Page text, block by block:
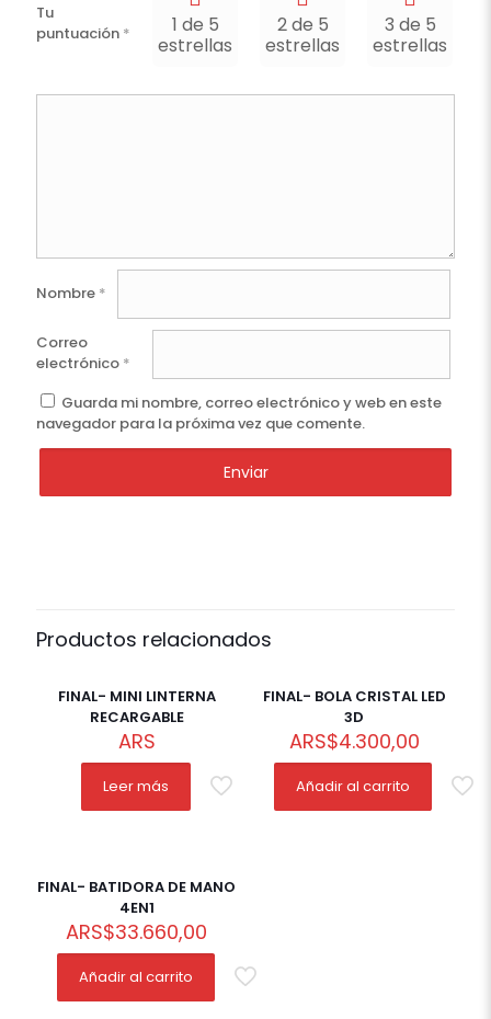
Tu
puntuación *
1 de 5
estrellas
2 de 5
estrellas
3 de 5
estrellas
Nombre *
Correo
electrónico *
Guarda mi nombre, correo electrónico y web en este
navegador para la próxima vez que comente.
Productos relacionados
FINAL- MINI LINTERNA
RECARGABLE
ARS
Leer más
FINAL- BOLA CRISTAL LED
3D
ARS$4.300,00
Añadir al carrito
FINAL- BATIDORA DE MANO
4EN1
ARS$33.660,00
Añadir al carrito